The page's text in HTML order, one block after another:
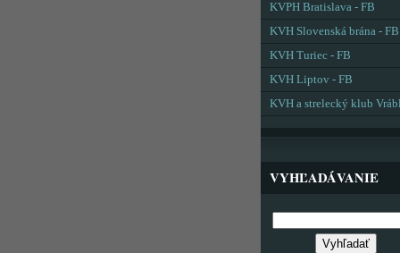
KVPH Bratislava - FB
KVH Slovenská brána - FB
KVH Turiec - FB
KVH Liptov - FB
KVH a strelecký klub
VYHĽADÁVANIE